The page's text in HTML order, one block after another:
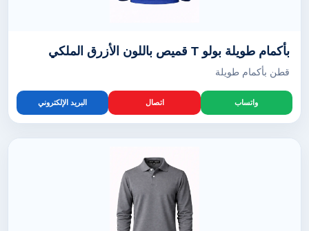
بأكمام طويلة بولو T قميص باللون الأزرق الملكي
قطن بأكمام طويلة
واتساب اتصال البريد الإلكتروني